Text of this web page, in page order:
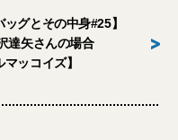
ッグとその中身#25】
達矢さんの場合
ッコイズ】
>